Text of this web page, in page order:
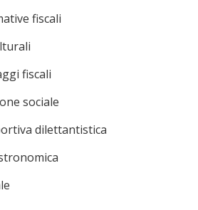
fiscali
fiscali
sociale
dilettantistica